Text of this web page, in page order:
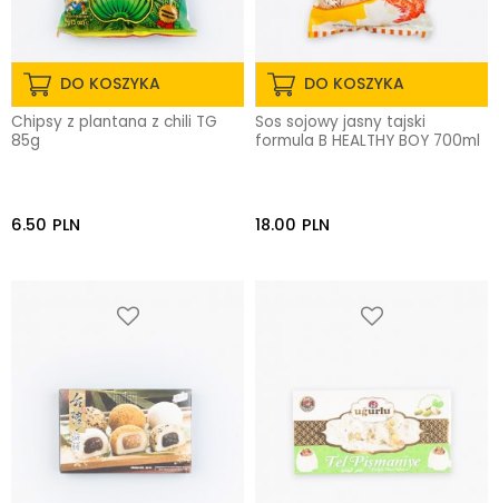
DO KOSZYKA
Chipsy z plantana z chili TG
85g
6.50 PLN
DO KOSZYKA
Sos sojowy jasny tajski
formula B HEALTHY BOY 700ml
18.00 PLN